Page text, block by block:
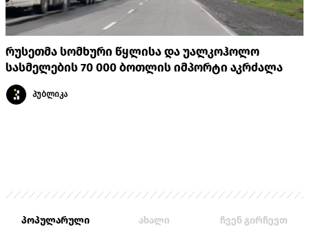
რუსეთმა სომხური წყლისა და უალკოჰოლო
სასმელების 70 000 ბოთლის იმპორტი აკრძალა
პუბლიკა
პოპულარული ახალი ჩვენ გირჩევთ